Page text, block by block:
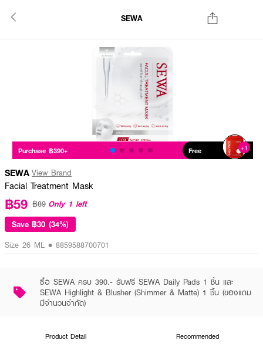
SEWA
Purchase ฿390+ Free +1
SEWA View Brand
Facial Treatment Mask
฿59 ฿89 Only 1 left
Save ฿30 (34%)
Size 26 ML • 8859588700701
ซื้อ SEWA ครบ 390.- รับฟรี SEWA Daily Pads 1 ชิ้น เเละ
SEWA Highlight & Blusher (Shimmer & Matte) 1 ชิ้น (ของแถม
มีจำนวนจำกัด)
Product Detail Recommended